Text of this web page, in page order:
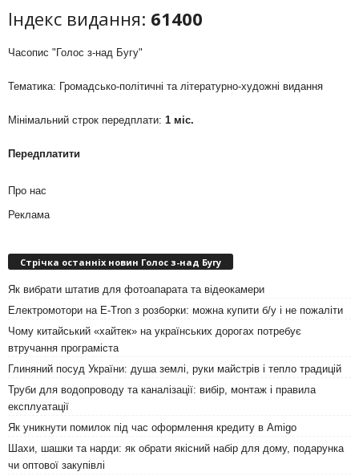
Індекс видання: 61400
Часопис "Голос з-над Бугу"
Тематика: Громадсько-політичні та літературно-художні видання
Мінімальний строк передплати: 1 міс.
Передплатити
Про нас
Реклама
Стрічка останніх новин Голос з-над Бугу
Як вибрати штатив для фотоапарата та відеокамери
Електромотори на E-Tron з розборки: можна купити б/у і не пожаліти
Чому китайський «хайтек» на українських дорогах потребує
втручання програміста
Глиняний посуд України: душа землі, руки майстрів і тепло традицій
Труби для водопроводу та каналізації: вибір, монтаж і правила
експлуатації
Як уникнути помилок під час оформлення кредиту в Amigo
Шахи, шашки та нарди: як обрати якісний набір для дому, подарунка
чи оптової закупівлі